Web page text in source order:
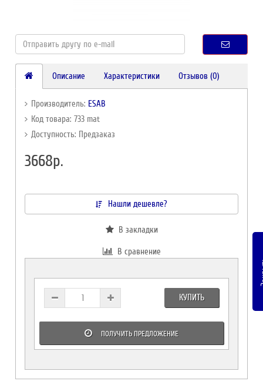
Описание Характеристики Отзывов (0)
Производитель: ESAB
Код товара: 733 mat
Доступность: Предзаказ
3668р.
Нашли дешевле?
В закладки
В сравнение
КУПИТЬ
ПОЛУЧИТЬ ПРЕДЛОЖЕНИЕ